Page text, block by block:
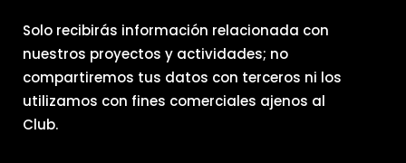
Solo recibirás información relacionada con
nuestros proyectos y actividades; no
compartiremos tus datos con terceros ni los
utilizamos con fines comerciales ajenos al
Club.